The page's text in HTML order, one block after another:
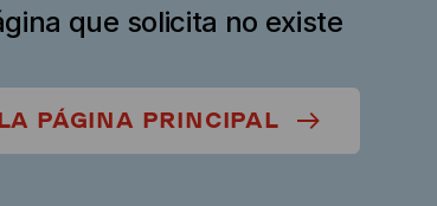
que solicita no existe
PÁGINA PRINCIPAL